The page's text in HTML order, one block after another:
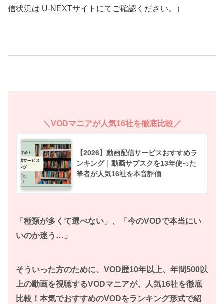
信状況は U-NEXTサイトにてご確認ください。）
＼VODマニアが人気16社を徹底比較／
【2026】動画配信サービスおすすめラ
ンキング｜動画サブスクを13年使った
筆者が人気16社を本音評価
「種類が多くて選べない」、「今のVODで本当にい
いのか迷う…」
そういった方のために、VOD歴10年以上、年間500以
上の動画を視聴するVODマニアが、人気16社を徹底
比較！本気でおすすめのVODをランキング形式で紹